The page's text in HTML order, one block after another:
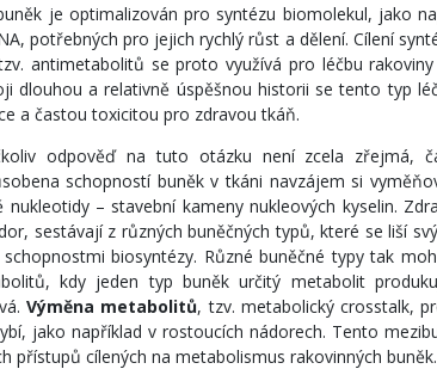
je optimalizován pro syntézu biomolekul, jako
potřebných pro jejich rychlý růst a dělení. Cílení
antimetabolitů se proto využívá pro léčbu
dlouhou a relativně úspěšnou historii se tento typ
a častou toxicitou pro zdravou tkáň.
odpověď na tuto otázku není zcela zřejmá,
schopností buněk v tkáni navzájem si
– stavební kameny nukleových kyselin.
sestávají z různých buněčných typů, které se liší
biosyntézy. Různé buněčné typy tak
kdy jeden typ buněk určitý metabolit
Výměna metabolitů, tzv. metabolický crosstalk,
jako například v rostoucích nádorech. Tento
přístupů cílených na metabolismus rakovinných buněk.